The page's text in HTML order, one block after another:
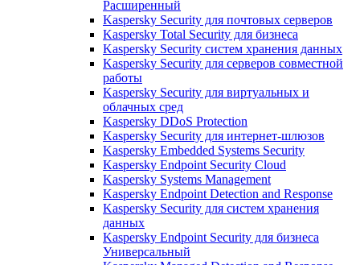
Расширенный
Kaspersky Security для почтовых серверов
Kaspersky Total Security для бизнеса
Kaspersky Security систем хранения данных
Kaspersky Security для серверов совместной
работы
Kaspersky Security для виртуальных и
облачных сред
Kaspersky DDoS Protection
Kaspersky Security для интернет-шлюзов
Kaspersky Embedded Systems Security
Kaspersky Endpoint Security Cloud
Kaspersky Systems Management
Kaspersky Endpoint Detection and Response
Kaspersky Security для систем хранения
данных
Kaspersky Endpoint Security для бизнеса
Универсальный